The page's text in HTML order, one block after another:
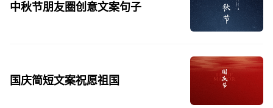
中秋节朋友圈创意文案句子
国庆简短文案祝愿祖国